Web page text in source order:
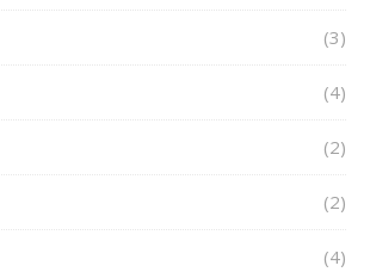
(3)
(4)
(2)
(2)
(4)